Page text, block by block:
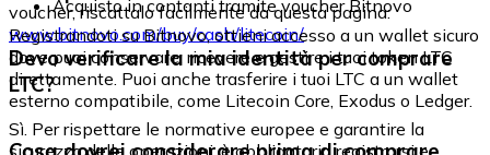
Acquisto in contanti tramite voucher Bitnovo
voucher, riscattalo facilmente da questa pagina:
www.bitnovo.com/buy/cash/litecoin/
Registrandoti su Bitnovo, ottieni accesso a un wallet sicuro
dove puoi conservare, ricevere e gestire i tuoi token LTC
direttamente. Puoi anche trasferire i tuoi LTC a un wallet
esterno compatibile, come Litecoin Core, Exodus o Ledger.
Devo verificare la mia identità per comprare
LTC?
Sì. Per rispettare le normative europee e garantire la
sicurezza delle operazioni, è obbligatorio registrarsi e